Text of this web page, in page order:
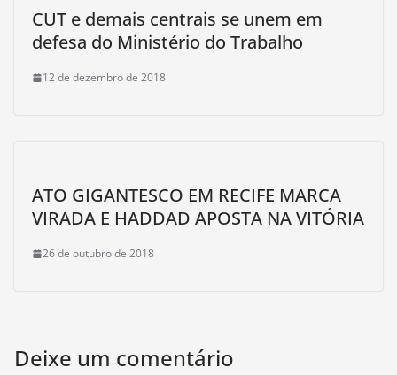
CUT e demais centrais se unem em
defesa do Ministério do Trabalho
12 de dezembro de 2018
ATO GIGANTESCO EM RECIFE MARCA
VIRADA E HADDAD APOSTA NA VITÓRIA
26 de outubro de 2018
Deixe um comentário